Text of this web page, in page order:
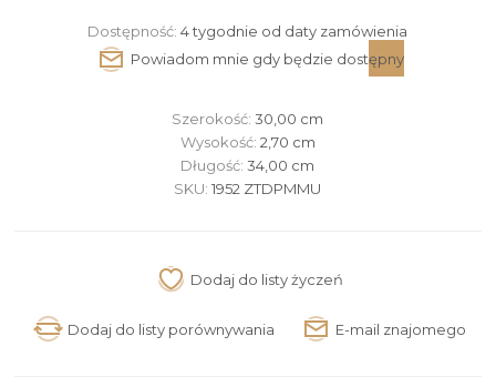
Dostępność: 4 tygodnie od daty zamówienia
Szerokość:30,00 cm
Wysokość: 2,70 cm
Długość:34,00 cm
SKU: 1952 ZTDPMMU